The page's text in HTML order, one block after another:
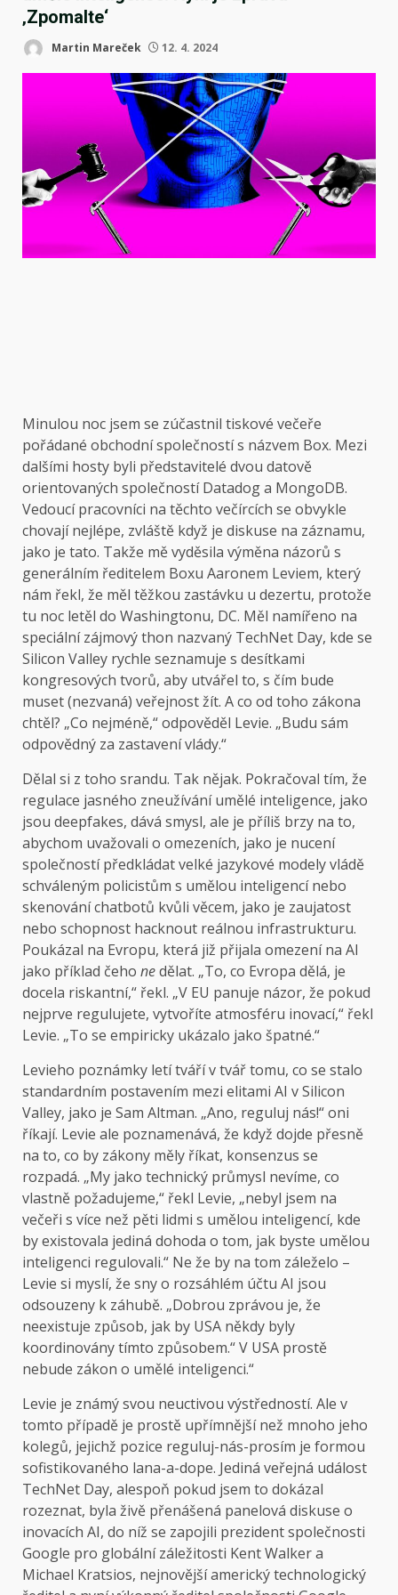
‚Zpomalte‘
Martin Mareček 12. 4. 2024
Minulou noc jsem se zúčastnil tiskové večeře
pořádané obchodní společností s názvem Box. Mezi
dalšími hosty byli představitelé dvou datově
orientovaných společností Datadog a MongoDB.
Vedoucí pracovníci na těchto večírcích se obvykle
chovají nejlépe, zvláště když je diskuse na záznamu,
jako je tato. Takže mě vyděsila výměna názorů s
generálním ředitelem Boxu Aaronem Leviem, který
nám řekl, že měl těžkou zastávku u dezertu, protože
tu noc letěl do Washingtonu, DC. Měl namířeno na
speciální zájmový thon nazvaný TechNet Day, kde se
Silicon Valley rychle seznamuje s desítkami
kongresových tvorů, aby utvářel to, s čím bude
muset (nezvaná) veřejnost žít. A co od toho zákona
chtěl? „Co nejméně,“ odpověděl Levie. „Budu sám
odpovědný za zastavení vlády.“
Dělal si z toho srandu. Tak nějak. Pokračoval tím, že
regulace jasného zneužívání umělé inteligence, jako
jsou deepfakes, dává smysl, ale je příliš brzy na to,
abychom uvažovali o omezeních, jako je nucení
společností předkládat velké jazykové modely vládě
schváleným policistům s umělou inteligencí nebo
skenování chatbotů kvůli věcem, jako je zaujatost
nebo schopnost hacknout reálnou infrastrukturu.
Poukázal na Evropu, která již přijala omezení na AI
jako příklad čeho nedělat. „To, co Evropa dělá, je
docela riskantní,“ řekl. „V EU panuje názor, že pokud
nejprve regulujete, vytvoříte atmosféru inovací,“ řekl
Levie. „To se empiricky ukázalo jako špatné.“
Levieho poznámky letí tváří v tvář tomu, co se stalo
standardním postavením mezi elitami AI v Silicon
Valley, jako je Sam Altman. „Ano, reguluj nás!“ oni
říkají. Levie ale poznamenává, že když dojde přesně
na to, co by zákony měly říkat, konsenzus se
rozpadá. „My jako technický průmysl nevíme, co
vlastně požadujeme,“ řekl Levie, „nebyl jsem na
večeři s více než pěti lidmi s umělou inteligencí, kde
by existovala jediná dohoda o tom, jak byste umělou
inteligenci regulovali.“ Ne že by na tom záleželo –
Levie si myslí, že sny o rozsáhlém účtu AI jsou
odsouzeny k záhubě. „Dobrou zprávou je, že
neexistuje způsob, jak by USA někdy byly
koordinovány tímto způsobem.“ V USA prostě
nebude zákon o umělé inteligenci.“
Levie je známý svou neuctivou výstředností. Ale v
tomto případě je prostě upřímnější než mnoho jeho
kolegů, jejichž pozice reguluj-nás-prosím je formou
sofistikovaného lana-a-dope. Jediná veřejná událost
TechNet Day, alespoň pokud jsem to dokázal
rozeznat, byla živě přenášená panelová diskuse o
inovacích AI, do níž se zapojili prezident společnosti
Google pro globální záležitosti Kent Walker a
Michael Kratsios, nejnovější americký technologický